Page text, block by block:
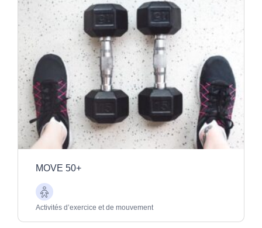
MOVE 50+
Aînés
Activités d’exercice et de mouvement